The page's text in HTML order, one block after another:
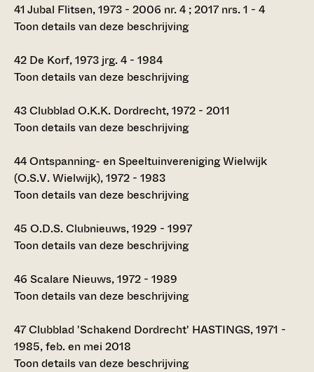
41 Jubal Flitsen, 1973 - 2006 nr. 4 ; 2017 nrs. 1 - 4
Toon details van deze beschrijving
42 De Korf, 1973 jrg. 4 - 1984
Toon details van deze beschrijving
43Clubblad O.K.K. Dordrecht, 1972 - 2011
Toon details van deze beschrijving
44Ontspanning- en Speeltuinvereniging Wielwijk
(O.S.V. Wielwijk), 1972 - 1983
Toon details van deze beschrijving
45 O.D.S. Clubnieuws, 1929 - 1997
Toon details van deze beschrijving
46 Scalare Nieuws, 1972 - 1989
Toon details van deze beschrijving
47Clubblad 'Schakend Dordrecht' HASTINGS, 1971 -
1985, feb. en mei 2018
Toon details van deze beschrijving